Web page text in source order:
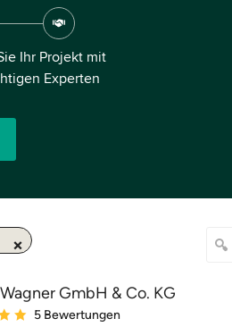
Ihr Projekt mit
Experten
GmbH & Co. KG
Bewertung: 5 von 5 Sternen
5 Bewertungen